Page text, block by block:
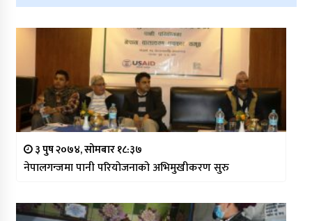
३ पुष २०७४, सोमबार १८:३७
नेपालगन्जमा पानी परियोजनाको अभिमुखीकरण सुरु